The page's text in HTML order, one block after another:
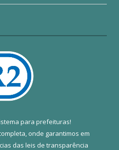
para prefeituras!
onde garantimos em
das leis de transparência